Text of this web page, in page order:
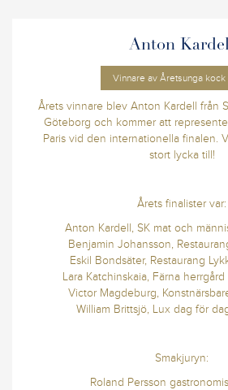
Anton
Vinnare av Åretsunga
Årets vinnare blev Anton Kardell från
Göteborg och kommer att
Paris vid den internationella finalen.
stort lycka till!
Årets finalister var:
Anton Kardell, SK mat och
Benjamin Johansson,
Eskil Bondsäter, Restaurang
Lara Katchinskaia, Färna
Victor Magdeburg,
William Brittsjö, Lux dag för
Smakjuryn:
Roland Persson